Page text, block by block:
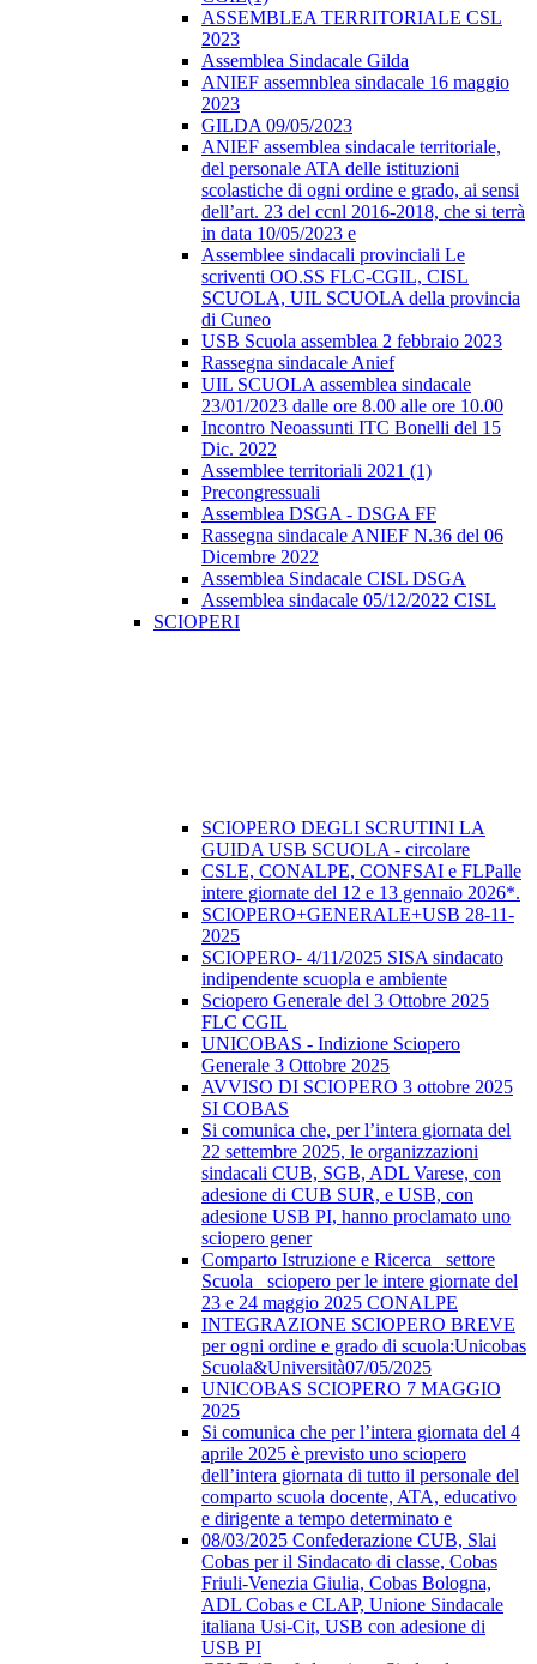
ASSEMBLEA TERRITORIALE CSL
2023
Assemblea Sindacale Gilda
ANIEF assemnblea sindacale 16 maggio
2023
GILDA 09/05/2023
ANIEF assemblea sindacale territoriale,
del personale ATA delle istituzioni
scolastiche di ogni ordine e grado, ai sensi
dell’art. 23 del ccnl 2016-2018, che si terrà
in data 10/05/2023 e
Assemblee sindacali provinciali Le
scriventi OO.SS FLC-CGIL, CISL
SCUOLA, UIL SCUOLA della provincia
di Cuneo
USB Scuola assemblea 2 febbraio 2023
Rassegna sindacale Anief
UIL SCUOLA assemblea sindacale
23/01/2023 dalle ore 8.00 alle ore 10.00
Incontro Neoassunti ITC Bonelli del 15
Dic. 2022
Assemblee territoriali 2021 (1)
Precongressuali
Assemblea DSGA - DSGA FF
Rassegna sindacale ANIEF N.36 del 06
Dicembre 2022
Assemblea Sindacale CISL DSGA
Assemblea sindacale 05/12/2022 CISL
SCIOPERI
SCIOPERO DEGLI SCRUTINI LA
GUIDA USB SCUOLA - circolare
CSLE, CONALPE, CONFSAI e FLPalle
intere giornate del 12 e 13 gennaio 2026*.
SCIOPERO+GENERALE+USB 28-11-
2025
SCIOPERO- 4/11/2025 SISA sindacato
indipendente scuopla e ambiente
Sciopero Generale del 3 Ottobre 2025
FLC CGIL
UNICOBAS - Indizione Sciopero
Generale 3 Ottobre 2025
AVVISO DI SCIOPERO 3 ottobre 2025
SI COBAS
Si comunica che, per l’intera giornata del
22 settembre 2025, le organizzazioni
sindacali CUB, SGB, ADL Varese, con
adesione di CUB SUR, e USB, con
adesione USB PI, hanno proclamato uno
sciopero gener
Comparto Istruzione e Ricerca_ settore
Scuola_ sciopero per le intere giornate del
23 e 24 maggio 2025 CONALPE
INTEGRAZIONE SCIOPERO BREVE
per ogni ordine e grado di scuola:Unicobas
Scuola&Università07/05/2025
UNICOBAS SCIOPERO 7 MAGGIO
2025
Si comunica che per l’intera giornata del 4
aprile 2025 è previsto uno sciopero
dell’intera giornata di tutto il personale del
comparto scuola docente, ATA, educativo
e dirigente a tempo determinato e
08/03/2025 Confederazione CUB, Slai
Cobas per il Sindacato di classe, Cobas
Friuli-Venezia Giulia, Cobas Bologna,
ADL Cobas e CLAP, Unione Sindacale
italiana Usi-Cit, USB con adesione di
USB PI